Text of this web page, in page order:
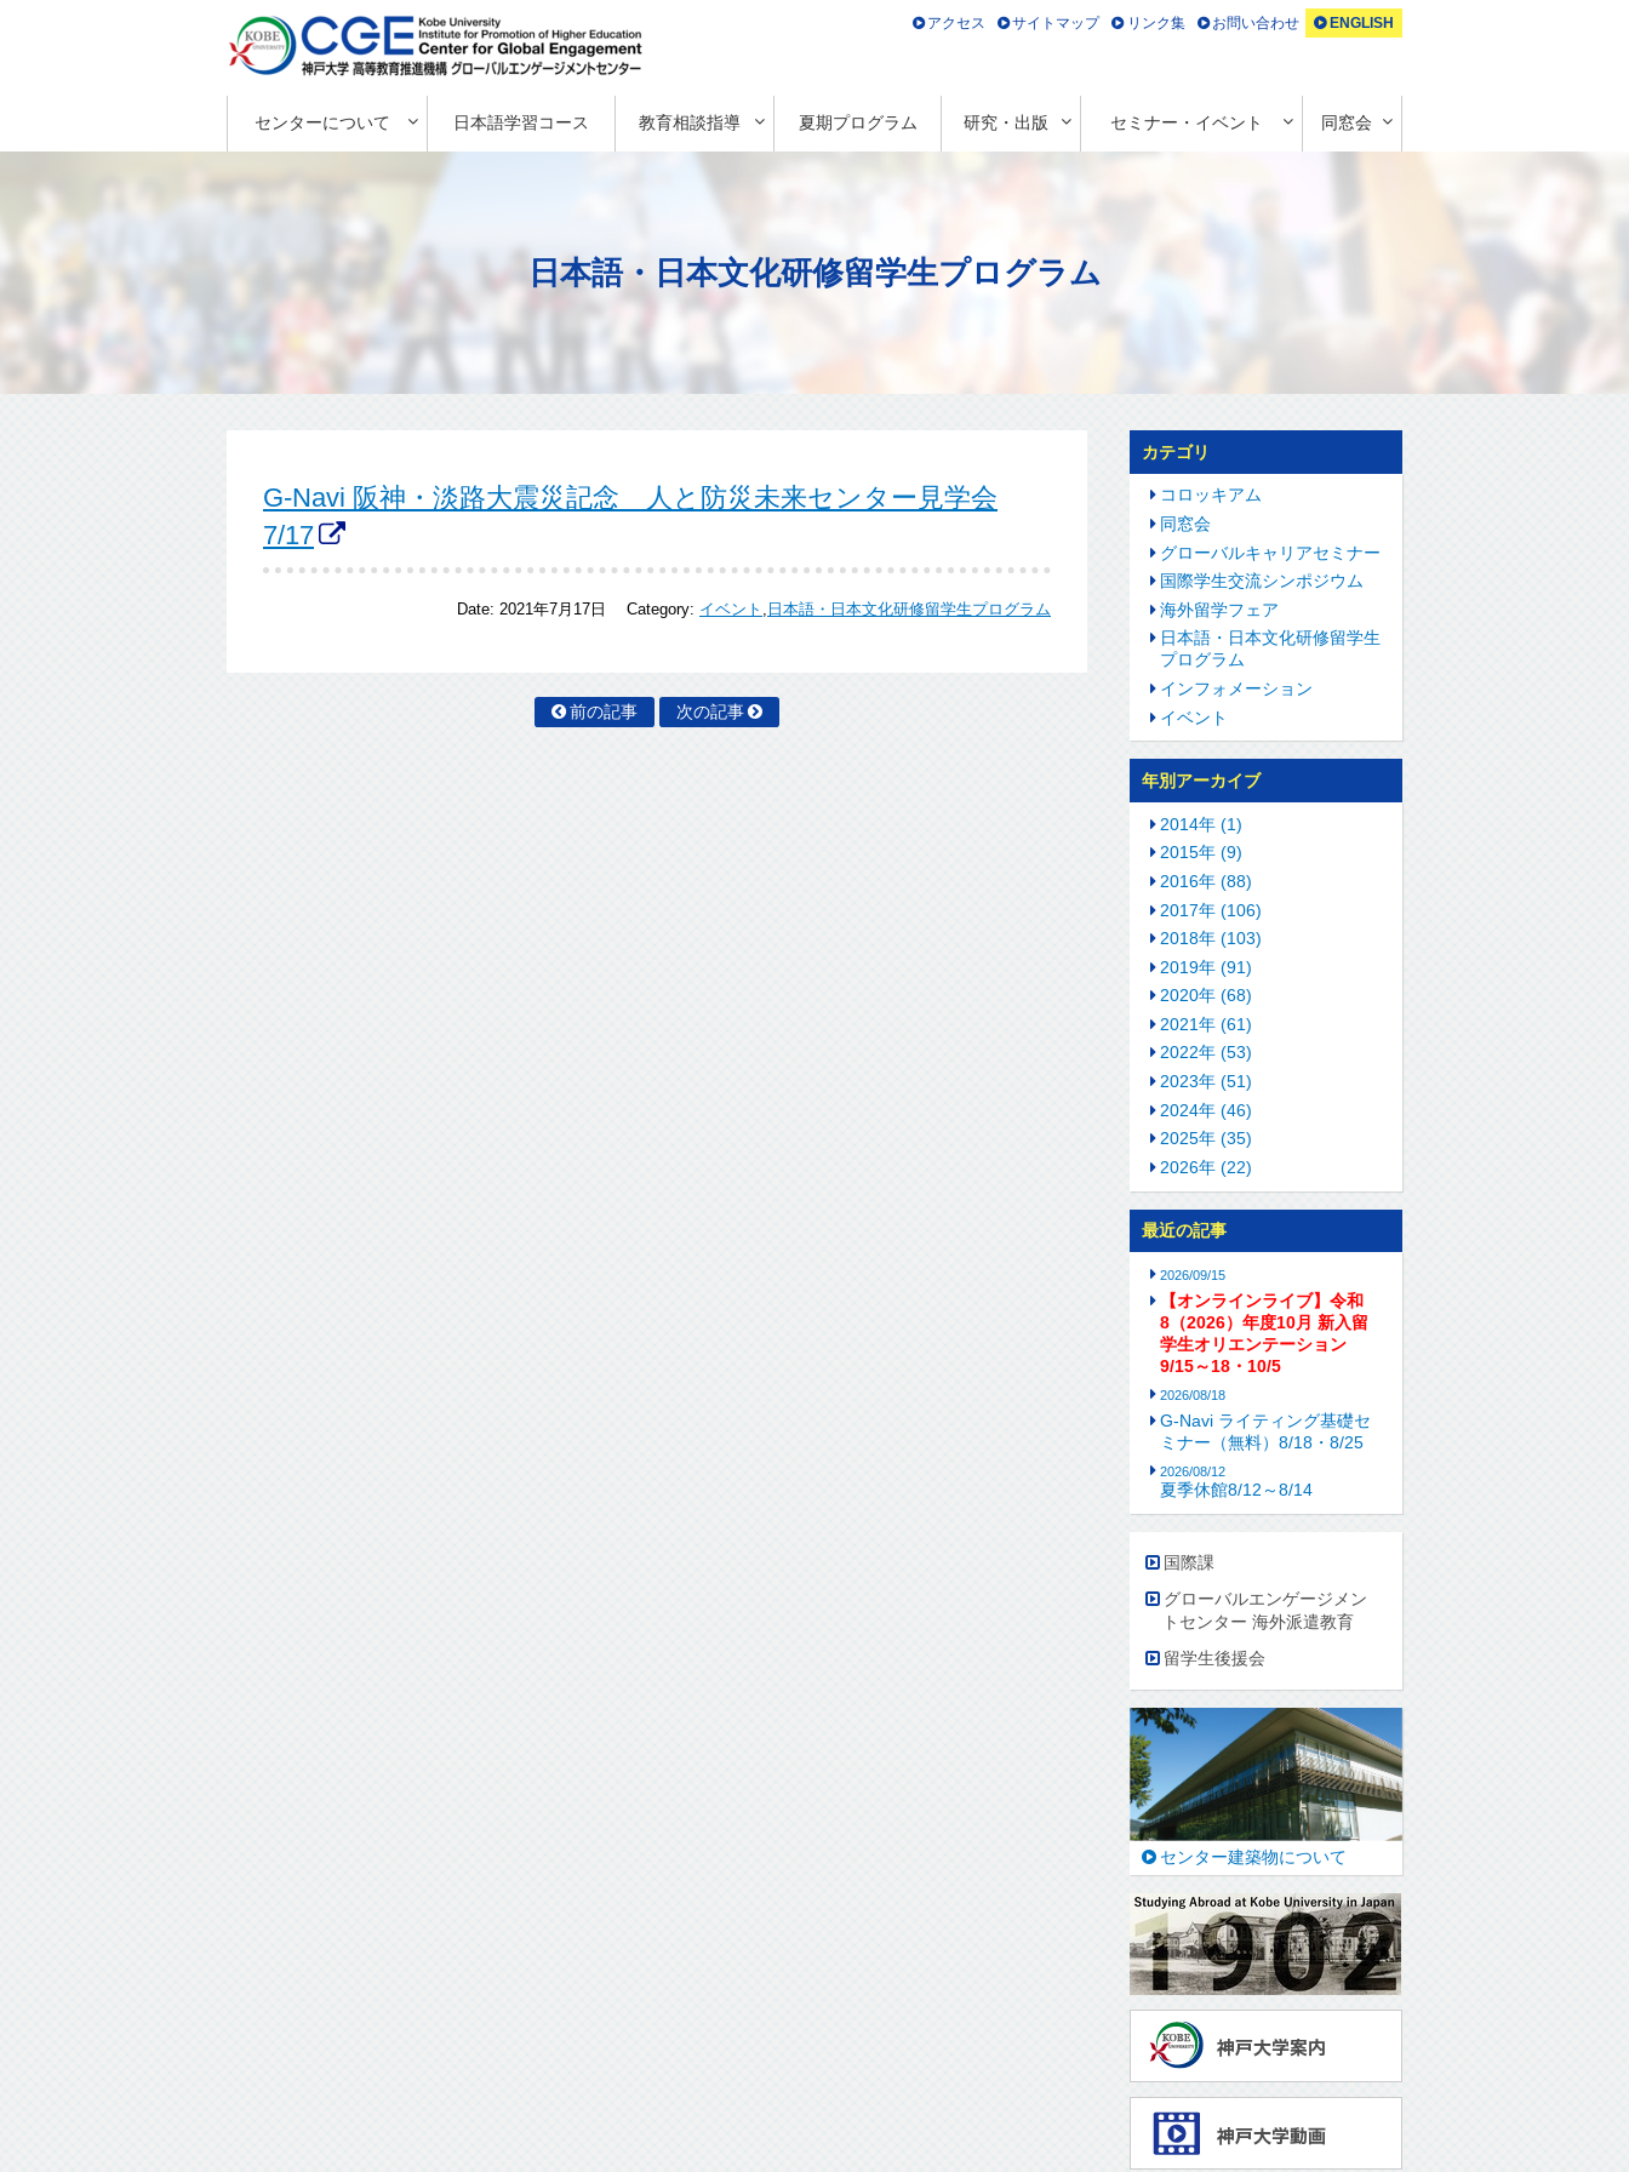
センターについて 日本語学習コース 教育相談指導 夏期プログラム 研究・出版 セミナー・イベント 同窓会
アクセス サイトマップ リンク集 お問い合わせ ENGLISH
日本語・日本文化研修留学生プログラム
G-Navi 阪神・淡路大震災記念 人と防災未来センター見学会
7/17
Date:2021年7月17日 Category: イベント , 日本語・日本文化研修留学生プログラム
前の記事 次の記事
カテゴリ
コロッキアム
同窓会
グローバルキャリアセミナー
国際学生交流シンポジウム
海外留学フェア
日本語・日本文化研修留学生
プログラム
インフォメーション
イベント
年別アーカイブ
2014年 (1)
2015年 (9)
2016年 (88)
2017年 (106)
2018年 (103)
2019年 (91)
2020年 (68)
2021年 (61)
2022年 (53)
2023年 (51)
2024年 (46)
2025年 (35)
2026年 (22)
最近の記事
2026/09/15
【オンラインライブ】令和
8（2026）年度10月 新入留
学生オリエンテーション
9/15～18・10/5
2026/08/18
G-Navi ライティング基礎セ
ミナー（無料）8/18・8/25
2026/08/12
夏季休館8/12～8/14
国際課
グローバルエンゲージメン
トセンター 海外派遣教育
留学生後援会
センター建築物について